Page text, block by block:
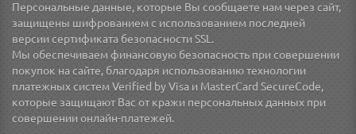
Персональные данные, которые Вы сообщаете нам через сайт,
защищены шифрованием с использованием последней
версии сертификата безопасности SSL.
Мы обеспечиваем финансовую безопасность при совершении
покупок на сайте, благодаря использованию технологии
платежных систем Verified by Visa и MasterCard SecureCode,
которые защищают Вас от кражи персональных данных при
совершении онлайн-платежей.